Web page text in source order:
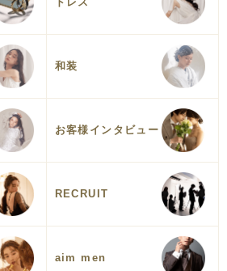
和装
お客様インタビュー
RECRUIT
aim men